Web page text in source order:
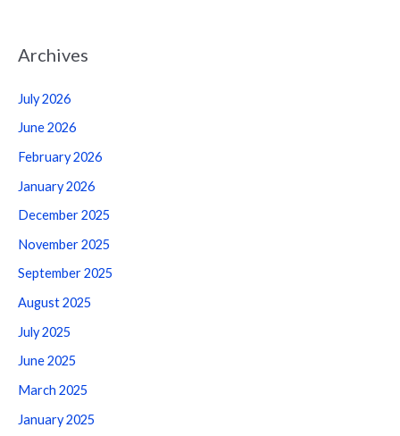
Archives
July 2026
June 2026
February 2026
January 2026
December 2025
November 2025
September 2025
August 2025
July 2025
June 2025
March 2025
January 2025